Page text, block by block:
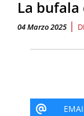
La
04 Marzo 2025 | DI